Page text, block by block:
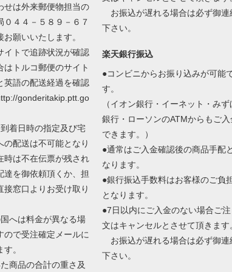
せは外来郵便物担当の
０４４－５８９－６７
お願いいたします。
イトで追跡状況が確認
はトルコ郵便のサイト
英語の配送経過を確認
gonderitakip.ptt.go
着日時の指定及び宅
の配送は不可能となり
時は不在伝票が残され
達を御依頼頂くか、担
接窓口よりお受け取り
へは料金が異なる場
ので受注確定メールに
。
商品の合計の重さ及
お振込が遅れる場合は必ず御連
下さい。
楽天銀行振込
●コンビニからお振り込みが可能
す。
（イオン銀行・イーネット・みず
銀行・ローソンのATMからもご入
できます。）
●通常はご入金確認後の商品手配と
なります。
●銀行振込手数料はお客様のご負
となります。
●7日以内にご入金のない場合ご注
文はキャンセルとさせて頂きます
お振込が遅れる場合は必ず御連
下さい。